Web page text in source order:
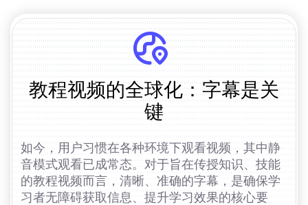
教程视频的全球化：字幕是关
键
如今，用户习惯在各种环境下观看视频，其中静
音模式观看已成常态。对于旨在传授知识、技能
的教程视频而言，清晰、准确的字幕，是确保学
习者无障碍获取信息、提升学习效果的核心要